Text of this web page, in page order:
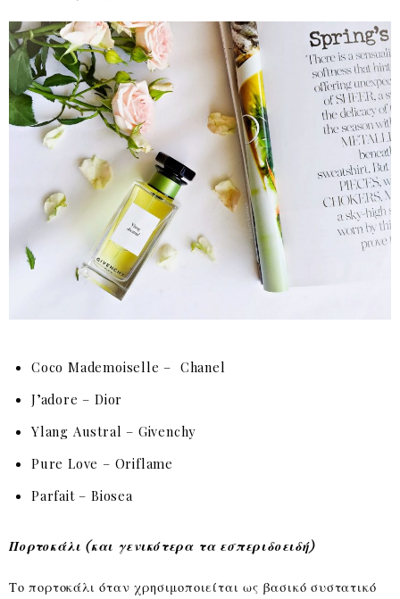
Coco Mademoiselle – Chanel
J’adore – Dior
Ylang Austral – Givenchy
Pure Love – Oriflame
Parfait – Biosea
Πορτοκάλι (και γενικότερα τα εσπεριδοειδή)
Το πορτοκάλι όταν χρησιμοποιείται ως βασικό συστατικό